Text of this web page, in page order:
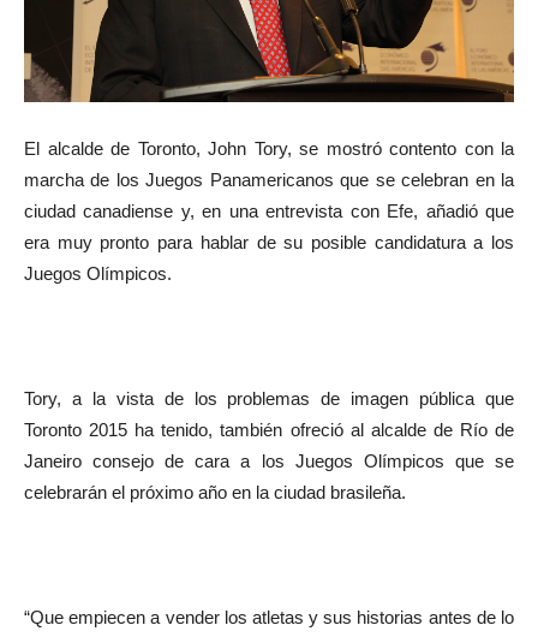
El alcalde de Toronto, John Tory, se mostró contento con la
marcha de los Juegos Panamericanos que se celebran en la
ciudad canadiense y, en una entrevista con Efe, añadió que
era muy pronto para hablar de su posible candidatura a los
Juegos Olímpicos.
Tory, a la vista de los problemas de imagen pública que
Toronto 2015 ha tenido, también ofreció al alcalde de Río de
Janeiro consejo de cara a los Juegos Olímpicos que se
celebrarán el próximo año en la ciudad brasileña.
“Que empiecen a vender los atletas y sus historias antes de lo